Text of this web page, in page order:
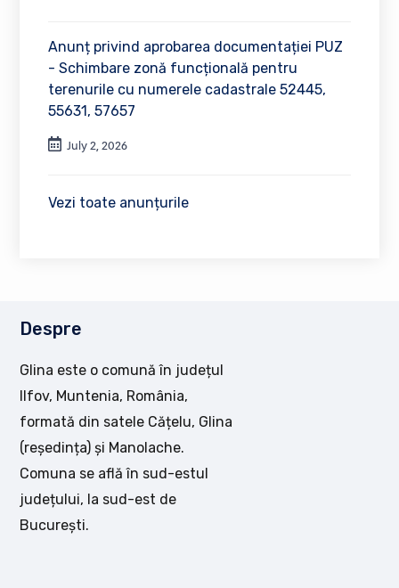
Anunț privind aprobarea documentației PUZ
- Schimbare zonă funcțională pentru
terenurile cu numerele cadastrale 52445,
55631, 57657
July 2, 2026
Vezi toate anunțurile
Despre
Glina este o comună în județul
Ilfov, Muntenia, România,
formată din satele Cățelu, Glina
(reședința) și Manolache.
Comuna se află în sud-estul
județului, la sud-est de
București.